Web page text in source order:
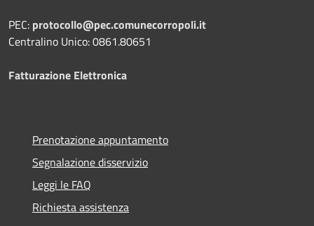
PEC: protocollo@pec.comunecorropoli.it
Centralino Unico: 0861.80651
Fatturazione Elettronica
Prenotazione appuntamento
Segnalazione disservizio
Leggi le FAQ
Richiesta assistenza